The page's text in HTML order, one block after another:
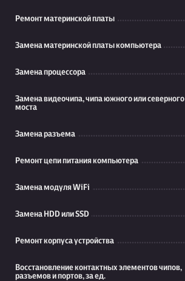
Ремонт материнской платы
Замена материнской платы компьютера
Замена процессора
Замена видеочипа, чипа южного или северного
моста
Замена разъема
Ремонт цепи питания компьютера
Замена модуля WiFi
Замена HDD или SSD
Ремонт корпуса устройства
Восстановление контактных элементов чипов,
разъемов и портов, за ед.